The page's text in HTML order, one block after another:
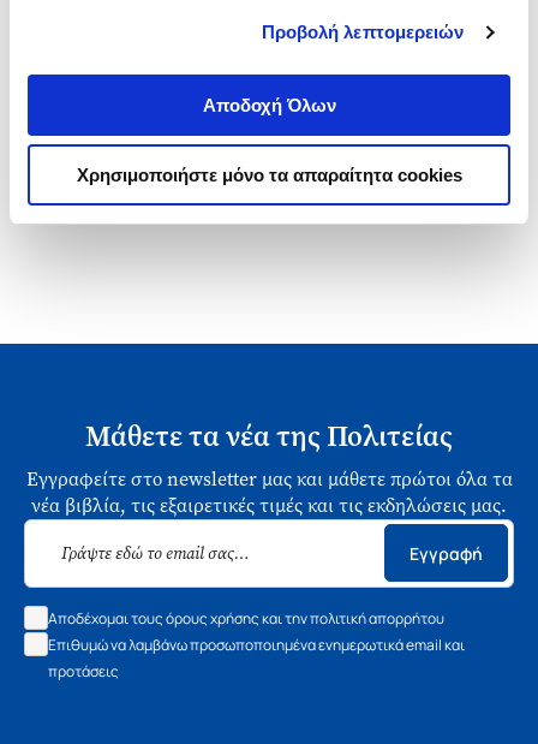
Προβολή λεπτομερειών
Αποδοχή Όλων
Χρησιμοποιήστε μόνο τα απαραίτητα cookies
1-1 από 1 προϊόντα
Μάθετε τα νέα της Πολιτείας
Εγγραφείτε στο newsletter μας και μάθετε πρώτοι όλα τα
νέα βιβλία, τις εξαιρετικές τιμές και τις εκδηλώσεις μας.
Εγγραφή
Αποδέχομαι τους όρους χρήσης και την πολιτική απορρήτου
Επιθυμώ να λαμβάνω προσωποποιημένα ενημερωτικά email και
προτάσεις